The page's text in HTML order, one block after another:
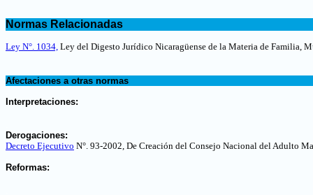
Normas Relacionadas
Ley N°. 1034, Ley del Digesto Jurídico Nicaragüense de la Materia de Familia,
Afectaciones a otras normas
Interpretaciones:
Derogaciones:
Decreto Ejecutivo N°. 93-2002, De Creación del Consejo Nacional del Adulto
Reformas: